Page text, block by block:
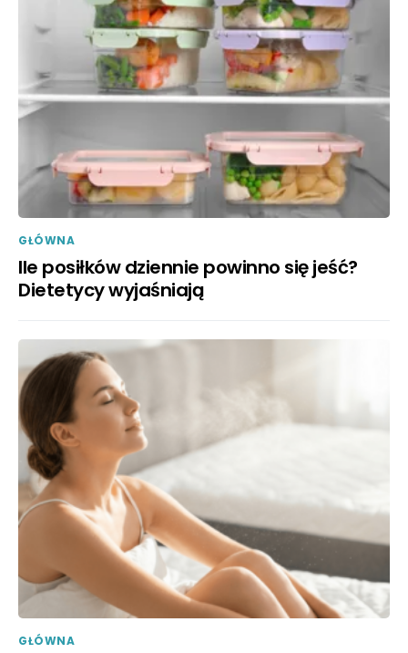
GŁÓWNA
Ile posiłków dziennie powinno się jeść?
Dietetycy wyjaśniają
GŁÓWNA